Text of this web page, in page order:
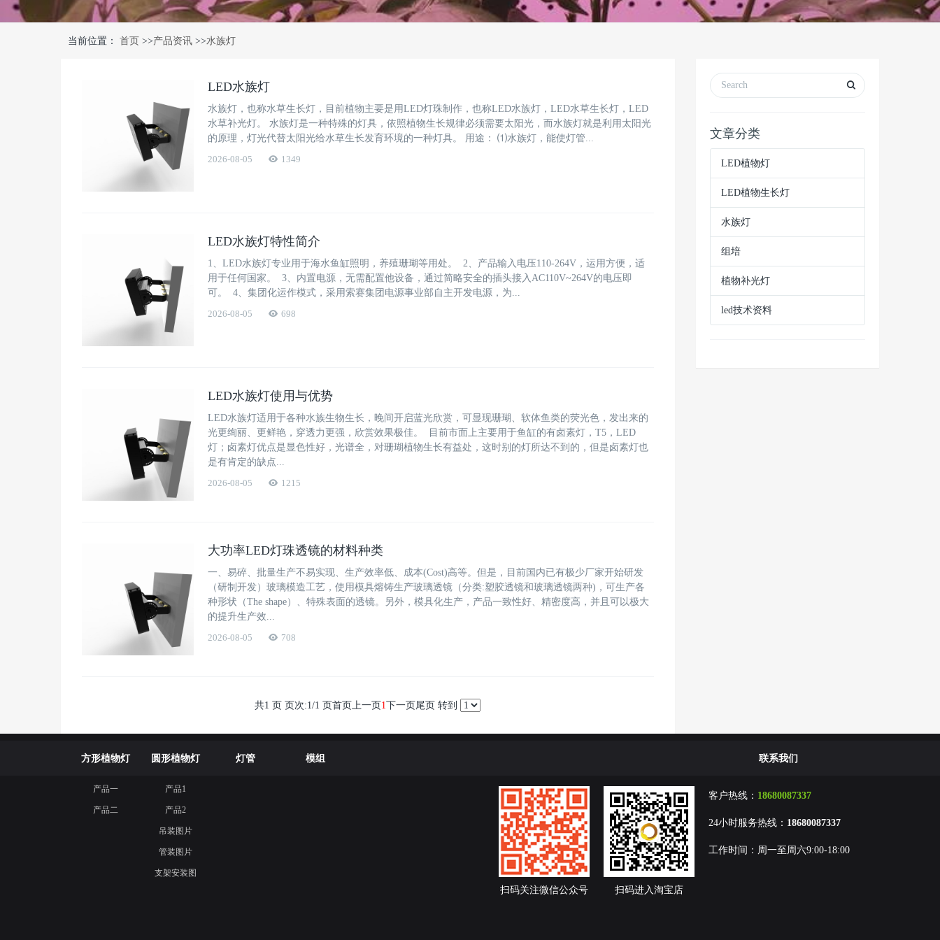
当前位置： 首页 >>产品资讯 >>水族灯
LED水族灯
水族灯，也称水草生长灯，目前植物主要是用LED灯珠制作，也称LED水族灯，LED水草生长灯，LED
水草补光灯。 水族灯是一种特殊的灯具，依照植物生长规律必须需要太阳光，而水族灯就是利用太阳光
的原理，灯光代替太阳光给水草生长发育环境的一种灯具。 用途： ⑴水族灯，能使灯管...
2026-08-05
1349
LED水族灯特性简介
1、LED水族灯专业用于海水鱼缸照明，养殖珊瑚等用处。 2、产品输入电压110-264V，运用方便，适
用于任何国家。 3、内置电源，无需配置他设备，通过简略安全的插头接入AC110V~264V的电压即
可。 4、集团化运作模式，采用索赛集团电源事业部自主开发电源，为...
2026-08-05
698
LED水族灯使用与优势
LED水族灯适用于各种水族生物生长，晚间开启蓝光欣赏，可显现珊瑚、软体鱼类的荧光色，发出来的
光更绚丽、更鲜艳，穿透力更强，欣赏效果极佳。 目前市面上主要用于鱼缸的有卤素灯，T5，LED
灯；卤素灯优点是显色性好，光谱全，对珊瑚植物生长有益处，这时别的灯所达不到的，但是卤素灯也
是有肯定的缺点...
2026-08-05
1215
大功率LED灯珠透镜的材料种类
一、易碎、批量生产不易实现、生产效率低、成本(Cost)高等。但是，目前国内已有极少厂家开始研发
（研制开发）玻璃模造工艺，使用模具熔铸生产玻璃透镜（分类:塑胶透镜和玻璃透镜两种)，可生产各
种形状（The shape）、特殊表面的透镜。另外，模具化生产，产品一致性好、精密度高，并且可以极大
的提升生产效...
2026-08-05
708
共1 页 页次:1/1 页首页上一页1下一页尾页 转到
文章分类
LED植物灯
LED植物生长灯
水族灯
组培
植物补光灯
led技术资料
方形植物灯 圆形植物灯 灯管 模组 联系我们
产品一
产品二
产品1
产品2
吊装图片
管装图片
支架安装图
客户热线： 18680087337
24小时服务热线： 18680087337
工作时间：周一至周六9:00-18:00
扫码进入淘宝店
扫码关注微信公众号